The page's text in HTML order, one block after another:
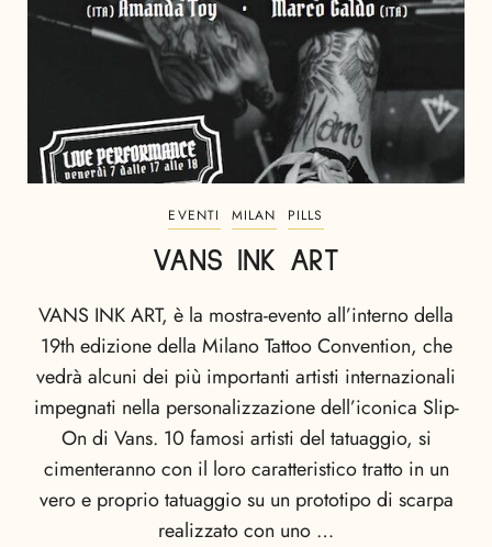
EVENTI MILAN PILLS
VANS INK ART
VANS INK ART, è la mostra-evento all’interno della
19th edizione della Milano Tattoo Convention, che
vedrà alcuni dei più importanti artisti internazionali
impegnati nella personalizzazione dell’iconica Slip-
On di Vans. 10 famosi artisti del tatuaggio, si
cimenteranno con il loro caratteristico tratto in un
vero e proprio tatuaggio su un prototipo di scarpa
realizzato con uno …